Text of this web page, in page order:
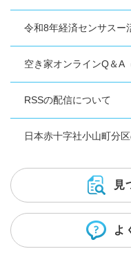
令和8年経済センサスー
空き家オンラインQ＆A
RSSの配信について
日本赤十字社小山町分
見
よ